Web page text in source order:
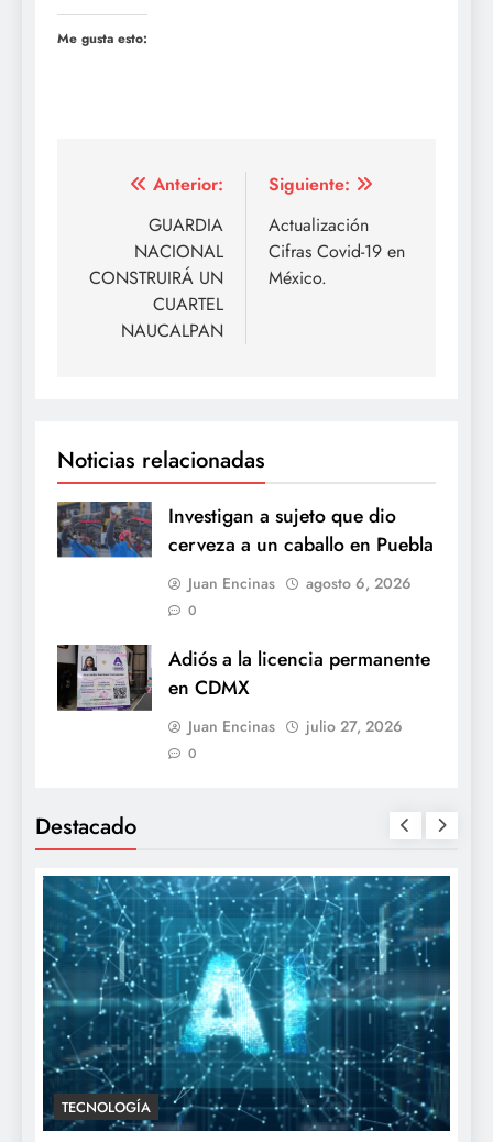
Me gusta esto:
Navegación
entradas
Anterior:
GUARDIA
NACIONAL
CONSTRUIRÁ UN
CUARTEL
NAUCALPAN
Siguiente:
Actualización
Cifras Covid-19 en
México.
Noticias relacionadas
Investigan a sujeto que dio
cerveza a un caballo en Puebla
Juan Encinas agosto 6, 2026
0
Adiós a la licencia permanente
en CDMX
Juan Encinas julio 27, 2026
0
Destacado
TECNOLOGÍA